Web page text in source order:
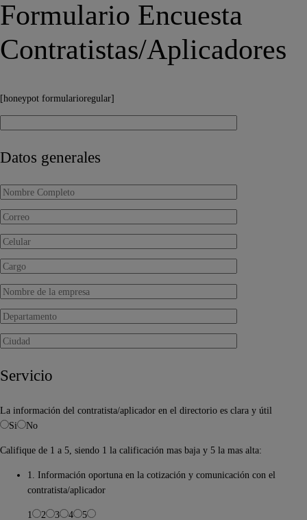
Formulario Encuesta
Contratistas/Aplicadores
[honeypot formularioregular]
Datos generales
Servicio
La información del contratista/aplicador en el directorio es clara y útil
Si
No
Califique de 1 a 5, siendo 1 la calificación mas baja y 5 la mas alta:
1. Información oportuna en la cotización y comunicación con el
contratista/aplicador
1 2 3 4 5